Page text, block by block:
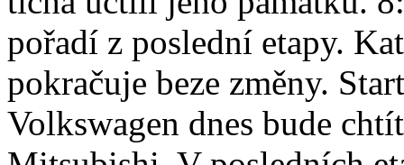
pořadí z poslední etapy.
pokračuje beze změny.
Volkswagen dnes bude